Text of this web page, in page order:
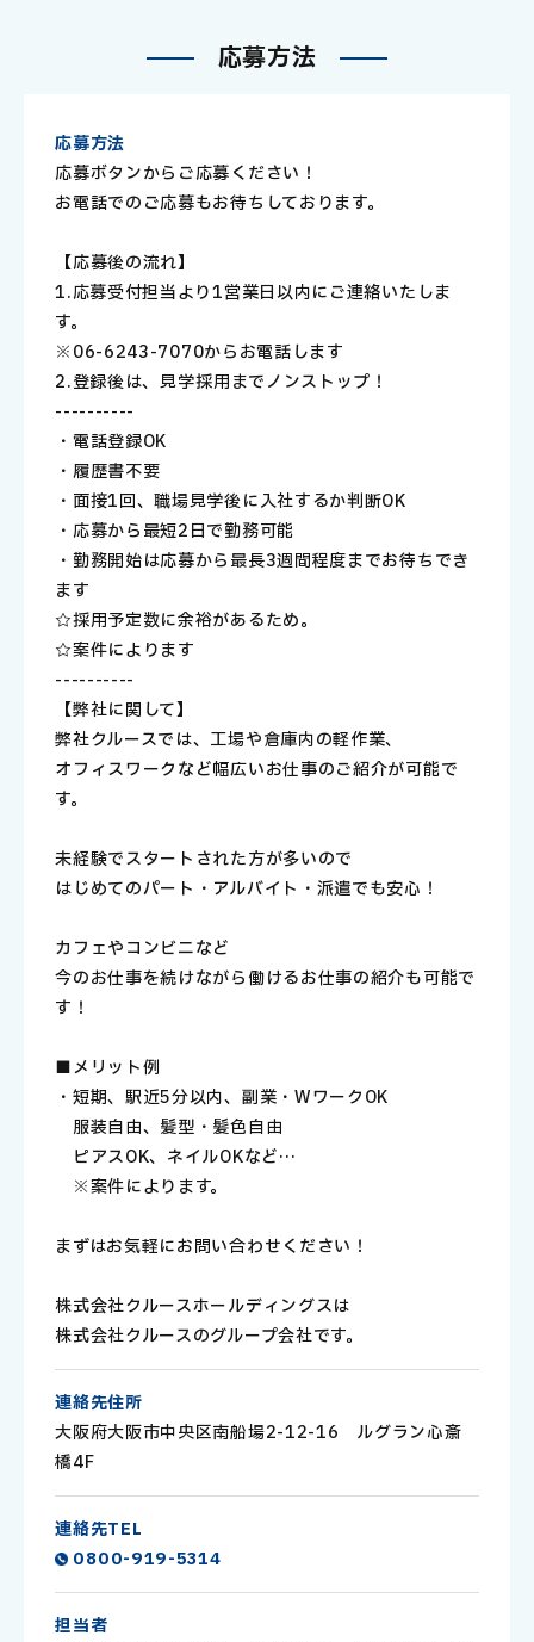
応募方法
応募方法
応募ボタンからご応募ください！
お電話でのご応募もお待ちしております。
【応募後の流れ】
1.応募受付担当より1営業日以内にご連絡いたしま
す。
※06-6243-7070からお電話します
2.登録後は、見学→採用までノンストップ！
----------
・電話登録OK
・履歴書不要
・面接1回、職場見学後に入社するか判断OK
・応募から最短2日で勤務可能
・勤務開始は応募から最長3週間程度までお待ちでき
ます
☆採用予定数に余裕があるため。
☆案件によります
----------
【弊社に関して】
弊社クルースでは、工場や倉庫内の軽作業、
オフィスワークなど幅広いお仕事のご紹介が可能で
す。
未経験でスタートされた方が多いので
はじめてのパート・アルバイト・派遣でも安心！
カフェやコンビニなど
今のお仕事を続けながら働けるお仕事の紹介も可能で
す！
■メリット例
・短期、駅近5分以内、副業・WワークOK
服装自由、髪型・髪色自由
ピアスOK、ネイルOKなど…
※案件によります。
まずはお気軽にお問い合わせください！
株式会社クルースホールディングスは
株式会社クルースのグループ会社です。
連絡先住所
大阪府大阪市中央区南船場2-12-16 ルグラン心斎
橋4F
連絡先TEL
0800-919-5314
担当者